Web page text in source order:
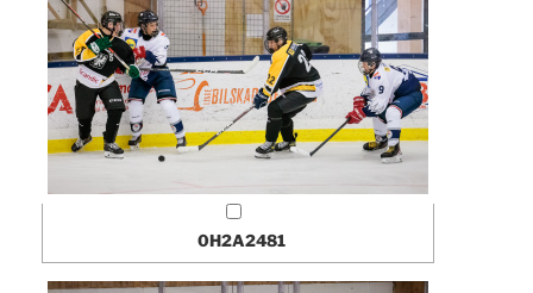
0H2A2481